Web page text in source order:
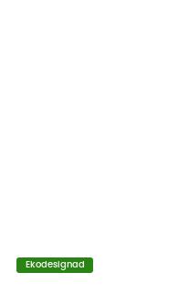
Ekodesignad